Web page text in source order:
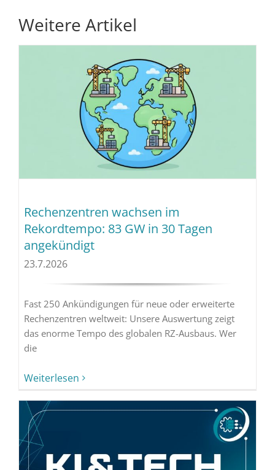
Weitere Artikel
Rechenzentren wachsen im
Rekordtempo: 83 GW in 30 Tagen
angekündigt
23.7.2026
Fast 250 Ankündigungen für neue oder erweiterte
Rechenzentren weltweit: Unsere Auswertung zeigt
das enorme Tempo des globalen RZ-Ausbaus. Wer
die
Weiterlesen